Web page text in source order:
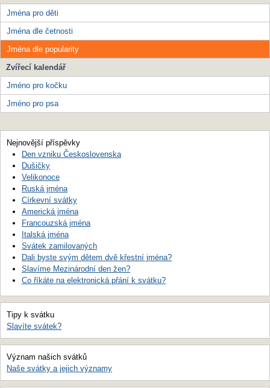
Jména pro děti
Jména dle četnosti
Jména dle popularity
Zvířecí kalendář
Jméno pro kočku
Jméno pro psa
Nejnovější příspěvky
Den vzniku Československa
Dušičky
Velikonoce
Ruská jména
Církevní svátky
Americká jména
Francouzská jména
Italská jména
Svátek zamilovaných
Dali byste svým dětem dvě křestní jména?
Slavíme Mezinárodní den žen?
Co říkáte na elektronická přání k svátku?
Tipy k svátku
Slavíte svátek?
Význam našich svátků
Naše svátky a jejich významy